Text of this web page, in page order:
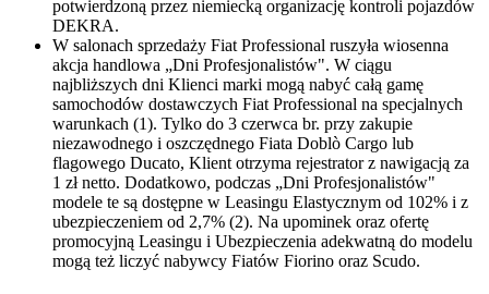
potwierdzoną przez niemiecką organizację kontroli pojazdów
DEKRA.
W salonach sprzedaży Fiat Professional ruszyła wiosenna
akcja handlowa „Dni Profesjonalistów". W ciągu
najbliższych dni Klienci marki mogą nabyć całą gamę
samochodów dostawczych Fiat Professional na specjalnych
warunkach (1). Tylko do 3 czerwca br. przy zakupie
niezawodnego i oszczędnego Fiata Doblò Cargo lub
flagowego Ducato, Klient otrzyma rejestrator z nawigacją za
1 zł netto. Dodatkowo, podczas „Dni Profesjonalistów"
modele te są dostępne w Leasingu Elastycznym od 102% i z
ubezpieczeniem od 2,7% (2). Na upominek oraz ofertę
promocyjną Leasingu i Ubezpieczenia adekwatną do modelu
mogą też liczyć nabywcy Fiatów Fiorino oraz Scudo.